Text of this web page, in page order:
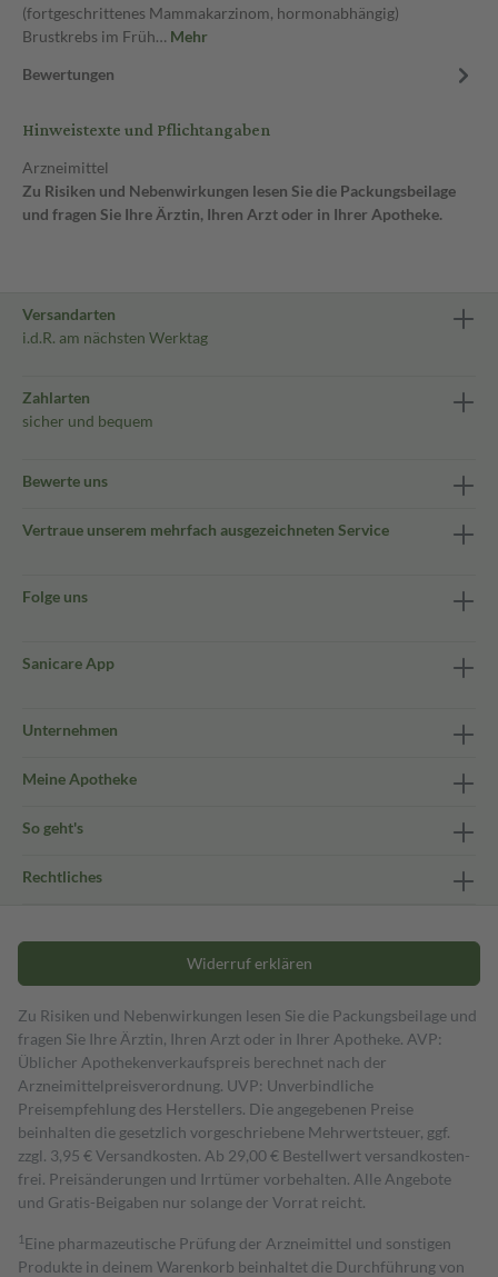
(fortgeschrittenes Mammakarzinom, hormonabhängig)
Brustkrebs im Früh… Mehr
Bewertungen
Hinweistexte und Pflichtangaben
Arzneimittel
Zu Risiken und Nebenwirkungen lesen Sie die Packungsbeilage
und fragen Sie Ihre Ärztin, Ihren Arzt oder in Ihrer Apotheke.
Versandarten
i.d.R. am nächsten Werktag
Zahlarten
sicher und bequem
Bewerte uns
Vertraue unserem mehrfach ausgezeichneten Service
Folge uns
Sanicare App
Unternehmen
Meine Apotheke
So geht's
Rechtliches
Widerruf erklären
Zu Risiken und Nebenwirkungen lesen Sie die Packungsbeilage und
fragen Sie Ihre Ärztin, Ihren Arzt oder in Ihrer Apotheke. AVP:
Üblicher Apothekenverkaufspreis berechnet nach der
Arzneimittelpreisverordnung. UVP: Unverbindliche
Preisempfehlung des Herstellers. Die angegebenen Preise
beinhalten die gesetzlich vorgeschriebene Mehrwertsteuer, ggf.
zzgl. 3,95 € Versandkosten. Ab 29,00 € Bestell­wert versand­kosten­
frei. Preisänderungen und Irrtümer vorbehalten. Alle Angebote
und Gratis-Beigaben nur solange der Vorrat reicht.
1 Eine pharmazeutische Prüfung der Arzneimittel und sonstigen
Produkte in deinem Warenkorb beinhaltet die Durchführung von